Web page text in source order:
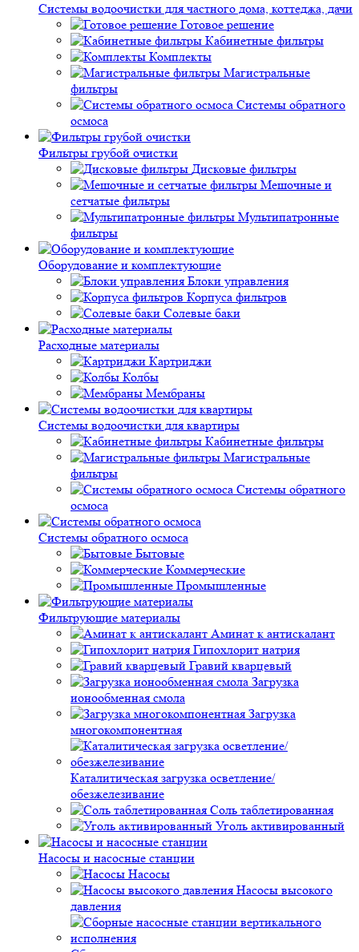
Системы водоочистки для частного дома, коттеджа, дачи
Готовое решение
Кабинетные фильтры
Комплекты
Магистральные
фильтры
Системы обратного
осмоса
Фильтры грубой очистки
Дисковые фильтры
Мешочные и
сетчатые фильтры
Мультипатронные
фильтры
Оборудование и комплектующие
Блоки управления
Корпуса фильтров
Солевые баки
Расходные материалы
Картриджи
Колбы
Мембраны
Системы водоочистки для квартиры
Кабинетные фильтры
Магистральные
фильтры
Системы обратного
осмоса
Системы обратного осмоса
Бытовые
Коммерческие
Промышленные
Фильтрующие материалы
Аминат к антискалант
Гипохлорит натрия
Гравий кварцевый
Загрузка
ионообменная смола
Загрузка
многокомпонентная
Каталитическая загрузка осветление/
обезжелезивание
Соль таблетированная
Уголь активированный
Насосы и насосные станции
Насосы
Насосы высокого
давления